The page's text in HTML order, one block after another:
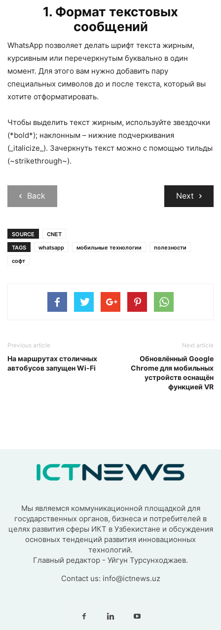
1. Формат текстовых
сообщений
WhatsApp позволяет делать шрифт текста жирным,
курсивным или перечеркнутым буквально в один
момент. Для этого вам нужно добавить пару
специальных символов до и после текста, который вы
хотите отформатировать.
Чтобы выделить текст жирным, используйте звездочки
(*bold*); наклонным – нижние подчеркивания
(_italicize_). Зачеркнуть текст можно с помощью тильды
(~strikethrough~).
Back Next
SOURCE
CNET
TAGS
whatsapp мобильные технологии
полезности
софт
Previous article
На маршрутах столичных
автобусов запущен Wi-Fi
Next article
Обновлённый Google
Chrome для мобильных
устройств оснащён
функцией VR
Мы являемся коммуникационной площадкой для
государственных органов, бизнеса и потребителей в
целях развития сферы ИКТ в Узбекистане и обсуждения
основных тенденций развития инновационных
технологий.
Главный редактор - Уйгун Турсунходжаев.
Contact us: info@ictnews.uz